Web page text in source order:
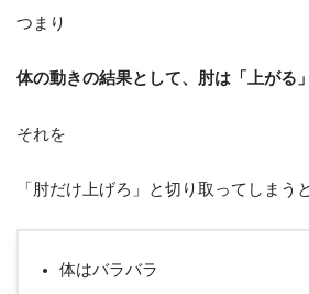
つまり
体の動きの結果として、肘は「上がる
それを
「肘だけ上げろ」と切り取ってしまうと
体はバラバラ